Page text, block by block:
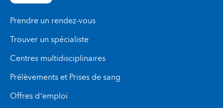
Prendre un rendez-vous
Trouver un spécialiste
Centres multidisciplinaires
Prélèvements et Prises de sang
Offres d’emploi